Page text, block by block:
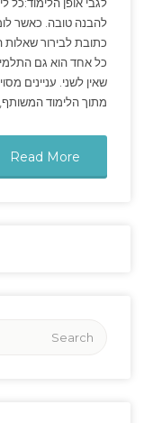
להבנה טובה. כאשר
כתובת לבירור שאלות
כל אחד הוא גם
שאין לשני. עניינים
מתוך הלימוד המשותף,
Read More